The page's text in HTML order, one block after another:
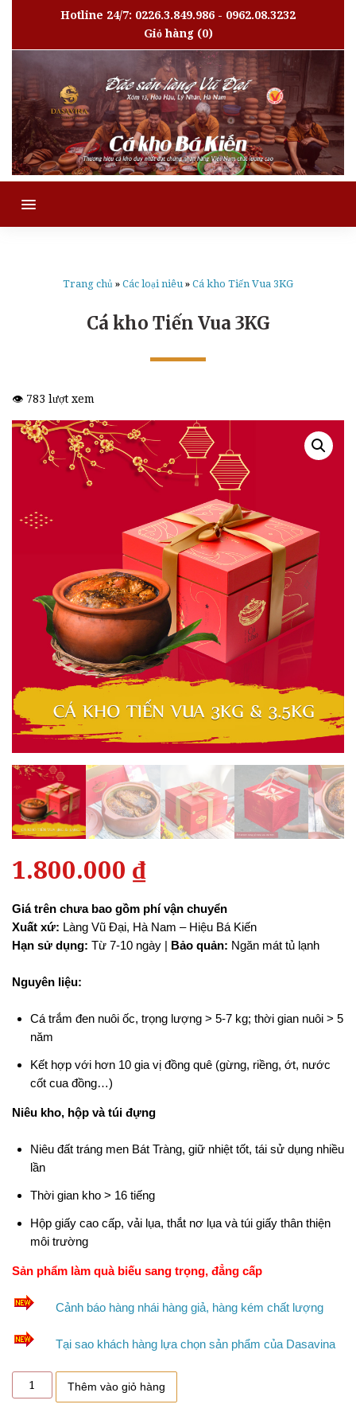
Hotline 24/7: 0226.3.849.986 - 0962.08.3232
Giỏ hàng(0)
MENU
Trang chủ » Các loại niêu » Cá kho Tiến Vua 3KG
Cá kho Tiến Vua 3KG
👁️ 783 lượt xem
1.800.000 ₫
Giá trên chưa bao gồm phí vận chuyển
Xuất xứ: Làng Vũ Đại, Hà Nam – Hiệu Bá Kiến
Hạn sử dụng: Từ 7-10 ngày | Bảo quản: Ngăn mát tủ lạnh
Nguyên liệu:
Cá trắm đen nuôi ốc, trọng lượng > 5-7 kg; thời gian nuôi > 5
năm
Kết hợp với hơn 10 gia vị đồng quê (gừng, riềng, ớt, nước
cốt cua đồng…)
Niêu kho, hộp và túi đựng
Niêu đất tráng men Bát Tràng, giữ nhiệt tốt, tái sử dụng nhiều
lần
Thời gian kho > 16 tiếng
Hộp giấy cao cấp, vải lụa, thắt nơ lụa và túi giấy thân thiện
môi trường
Sản phẩm làm quà biếu sang trọng, đẳng cấp
Cảnh báo hàng nhái hàng giả, hàng kém chất lượng
Tại sao khách hàng lựa chọn sản phẩm của Dasavina
kho
Thêm vào giỏ hàng